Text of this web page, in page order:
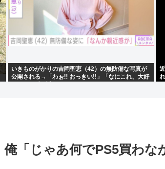
いきものがかりの吉岡聖恵（42）の無防備な写真が
公開される→「わぉ!! おっきい!!」「なにこれ、大好
「じゃあ何でPS5買わな